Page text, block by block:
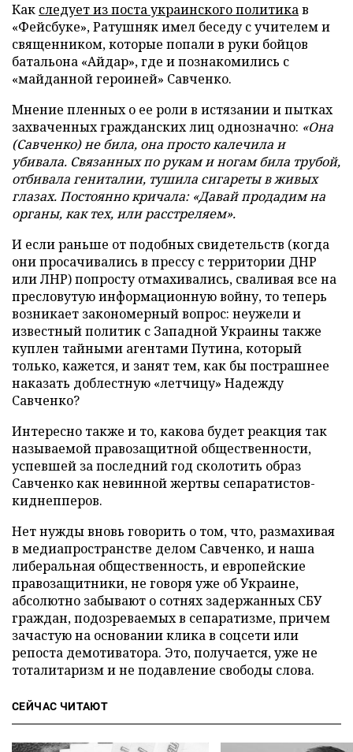
Как следует из поста украинского политикав
«Фейсбуке», Ратушняк имел беседу с учителем и
священником, которые попали в руки бойцов
батальона «Айдар», где и познакомились с
«майданной героиней» Савченко.
Мнение пленных о ее роли в истязании и пытках
захваченных гражданских лиц однозначно: «Она
(Савченко) не била, она просто калечила и
убивала. Связанных по рукам и ногам била трубой,
отбивала гениталии, тушила сигареты в живых
глазах. Постоянно кричала: «Давай продадим на
органы, как тех, или расстреляем».
И если раньше от подобных свидетельств (когда
они просачивались в прессу с территории ДНР
или ЛНР) попросту отмахивались, сваливая все на
пресловутую информационную войну, то теперь
возникает закономерный вопрос: неужели и
известный политик с Западной Украины также
куплен тайными агентами Путина, который
только, кажется, и занят тем, как бы пострашнее
наказать доблестную «летчицу» Надежду
Савченко?
Интересно также и то, какова будет реакция так
называемой правозащитной общественности,
успевшей за последний год сколотить образ
Савченко как невинной жертвы сепаратистов-
киднепперов.
Нет нужды вновь говорить о том, что, размахивая
в медиапространстве делом Савченко, и наша
либеральная общественность, и европейские
правозащитники, не говоря уже об Украине,
абсолютно забывают о сотнях задержанных СБУ
граждан, подозреваемых в сепаратизме, причем
зачастую на основании клика в соцсети или
репоста демотиватора. Это, получается, уже не
тоталитаризм и не подавление свободы слова.
СЕЙЧАС ЧИТАЮТ